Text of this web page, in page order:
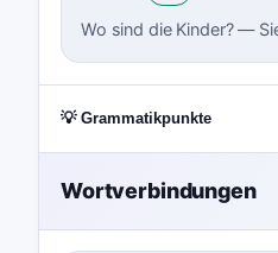
Wo sind die Kinder? —
💡 Grammatikpunkte
Wortverbindungen